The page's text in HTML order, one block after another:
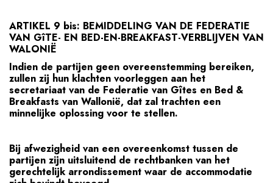
ARTIKEL 9 bis: BEMIDDELING VAN DE FEDERATIE
VAN GîTE- EN BED-EN-BREAKFAST-VERBLIJVEN VAN
WALONIË
Indien de partijen geen overeenstemming bereiken,
zullen zij hun klachten voorleggen aan het
secretariaat van de Federatie van Gîtes en Bed &
Breakfasts van Wallonië, dat zal trachten een
minnelijke oplossing voor te stellen.
Bij afwezigheid van een overeenkomst tussen de
partijen zijn uitsluitend de rechtbanken van het
gerechtelijk arrondissement waar de accommodatie